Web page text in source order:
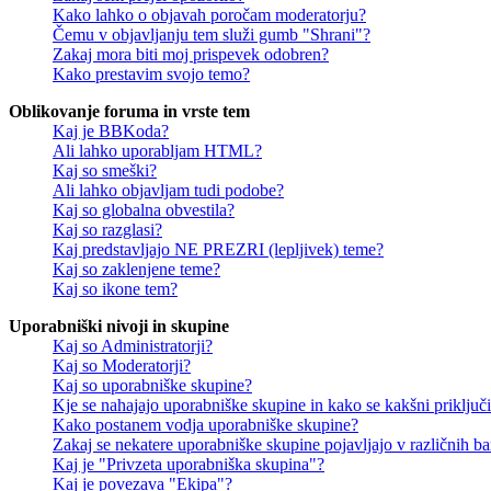
Kako lahko o objavah poročam moderatorju?
Čemu v objavljanju tem služi gumb "Shrani"?
Zakaj mora biti moj prispevek odobren?
Kako prestavim svojo temo?
Oblikovanje foruma in vrste tem
Kaj je BBKoda?
Ali lahko uporabljam HTML?
Kaj so smeški?
Ali lahko objavljam tudi podobe?
Kaj so globalna obvestila?
Kaj so razglasi?
Kaj predstavljajo NE PREZRI (lepljivek) teme?
Kaj so zaklenjene teme?
Kaj so ikone tem?
Uporabniški nivoji in skupine
Kaj so Administratorji?
Kaj so Moderatorji?
Kaj so uporabniške skupine?
Kje se nahajajo uporabniške skupine in kako se kakšni
Kako postanem vodja uporabniške skupine?
Zakaj se nekatere uporabniške skupine pojavljajo v različnih
Kaj je "Privzeta uporabniška skupina"?
Kaj je povezava "Ekipa"?